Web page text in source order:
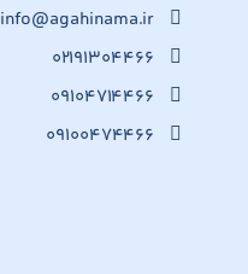
info@agahinama.ir
۰۲۱۹۱۳۰۴۴۶۶
۰۹۱۰۴۷۱۴۴۶۶
۰۹۱۰۰۴۷۴۴۶۶